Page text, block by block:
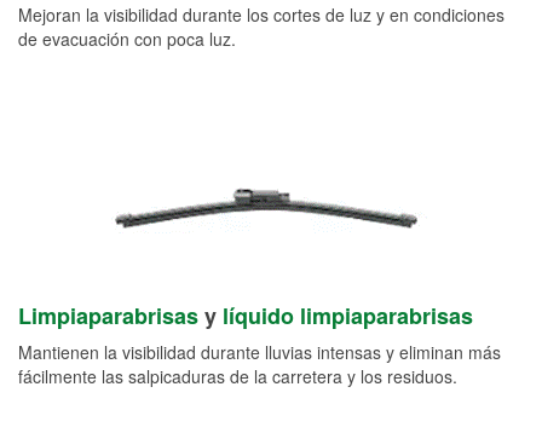
Mejoran la visibilidad durante los cortes de luz y en condiciones
de evacuación con poca luz.
Limpiaparabrisasy líquido limpiaparabrisas
Mantienen la visibilidad durante lluvias intensas y eliminan más
fácilmente las salpicaduras de la carretera y los residuos.